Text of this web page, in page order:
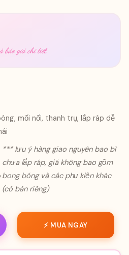
báo giá chi tiết
mối nối, thanh trụ, lắp ráp dễ
*** lưu ý hàng giao nguyên bao bì
chưa lắp ráp, giá không bao gồm
bong bóng và các phụ kiện khác
(có bán riêng)
⚡ MUA NGAY